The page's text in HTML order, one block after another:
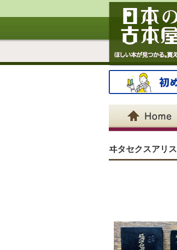
ヰタセクスアリス